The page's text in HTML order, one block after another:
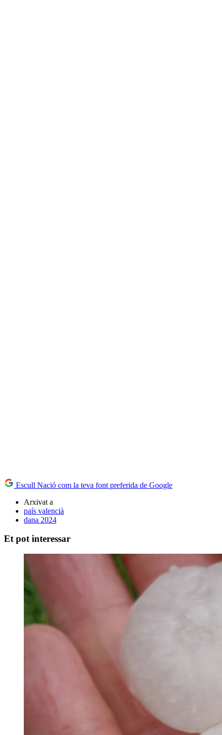
Escull Nació com la teva font preferida de Google
Arxivat a
país valencià
dana 2024
Et pot interessar